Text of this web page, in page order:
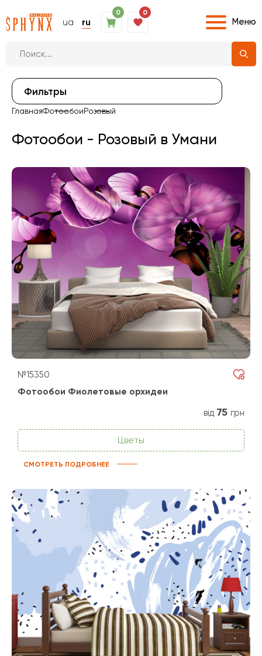
ua ru
0 0
Меню
Фильтры
ГлавнаяФотообоиРозовый
Фотообои - Розовый в Умани
№15350
Фотообои Фиолетовые орхидеи
від 75 грн
Цветы
СМОТРЕТЬ ПОДРОБНЕЕ